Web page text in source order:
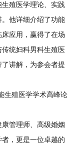
殖医学理论、实践
他详细介绍了功能
应用，赢得了在场
统妇科男科生殖医
讲解，为参会者提
管理师、高级婚姻
，更是一位卓越的